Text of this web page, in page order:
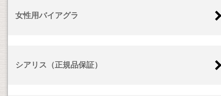
女性用バイアグラ
シアリス（正規品保証）